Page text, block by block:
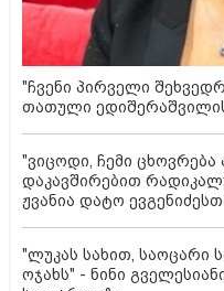
"ჩვენი პირველი
თათული
"ვიცოდი, ჩემი ცხოვრება
დაკავშირებით
ჟვანია დატო
"ლუკას სახით, საოცარი
ოჯახს" - ნინი